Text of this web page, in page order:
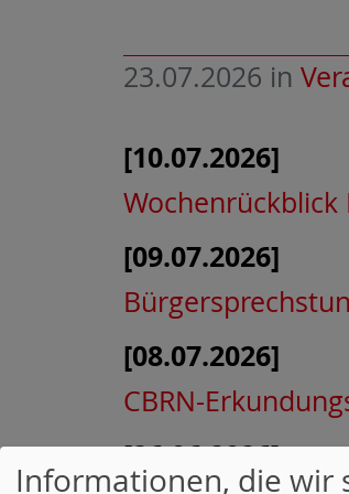
23.07.2026 in
[10.07.2026]
Wochenrückblick
[09.07.2026]
[08.07.2026]
CBRN-
[26.06.2026]
Informationen, die wir